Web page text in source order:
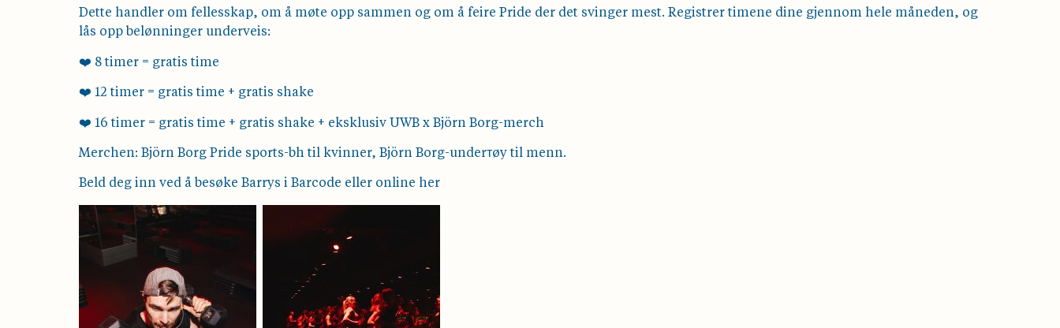
Dette handler om fellesskap, om å møte opp sammen og om å feire Pride der det svinger mest. Registrer timene dine gjennom hele måneden, og
lås opp belønninger underveis:
❤️ 8 timer = gratis time
❤️ 12 timer = gratis time + gratis shake
❤️ 16 timer = gratis time + gratis shake + eksklusiv UWB x Björn Borg-merch
Merchen: Björn Borg Pride sports-bh til kvinner, Björn Borg-underтøy til menn.
Beld deg inn ved å besøke Barrys i Barcode eller online her